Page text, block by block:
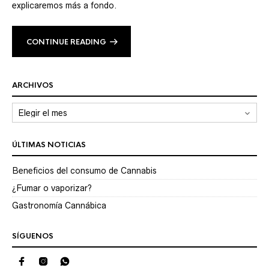
explicaremos más a fondo.
CONTINUE READING
ARCHIVOS
Archivos
ÚLTIMAS NOTICIAS
Beneficios del consumo de Cannabis
¿Fumar o vaporizar?
Gastronomía Cannábica
SÍGUENOS